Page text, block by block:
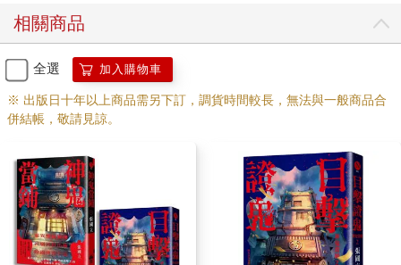
也停止再吃便當，因為捷運和公車沿線有許多小館子，甚至有陣
改成騎自行車後，生活又有了改變，明明是同一條路線，卻有不
同的風情，騎車經過總統官邸前看到當年冠蓋雲集如今破敗的自
由之家，到了仁愛路上發現雖然多了豪宅，街道上卻也冷清多
是肚子餓，還可以先繞到永康街再吃牛肉麵。
原來放慢速度，才能見到風景、看到人生。
葉山意外與Yuki食堂
我以前就想去湘南海岸，看旅遊書上介紹一個叫逗子的地方，似
相關商品
全選 加入購物車
※ 出版日十年以上商品需另下訂，調貨時間較長，無法與一般商品合
併結帳，敬請見諒。